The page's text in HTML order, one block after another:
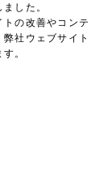
した。
の改善やコンテ
社ウェブサイト
。